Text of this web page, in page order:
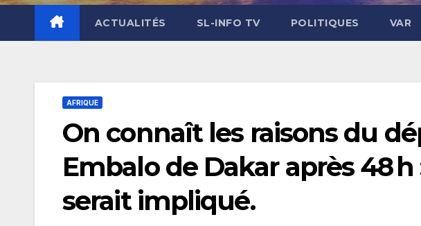
ACTUALITÉS SL-INFO TV POLITIQUES VAR
AFRIQUE
On connaît les raisons du
Embalo de Dakar après 48
serait impliqué.